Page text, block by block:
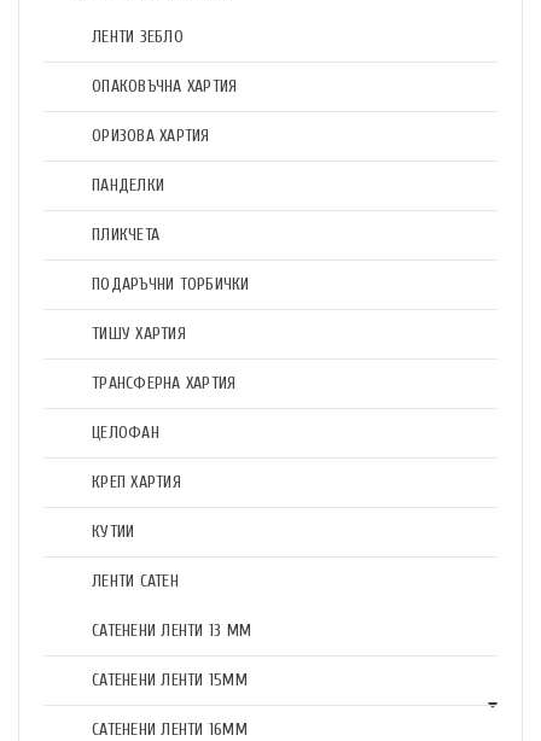
ЛЕНТИ ЗЕБЛО
ОПАКОВЪЧНА ХАРТИЯ
ОРИЗОВА ХАРТИЯ
ПАНДЕЛКИ
ПЛИКЧЕТА
ПОДАРЪЧНИ ТОРБИЧКИ
ТИШУ ХАРТИЯ
ТРАНСФЕРНА ХАРТИЯ
ЦЕЛОФАН
КРЕП ХАРТИЯ
КУТИИ
ЛЕНТИ САТЕН
САТЕНЕНИ ЛЕНТИ 13 ММ
САТЕНЕНИ ЛЕНТИ 15ММ
САТЕНЕНИ ЛЕНТИ 16ММ